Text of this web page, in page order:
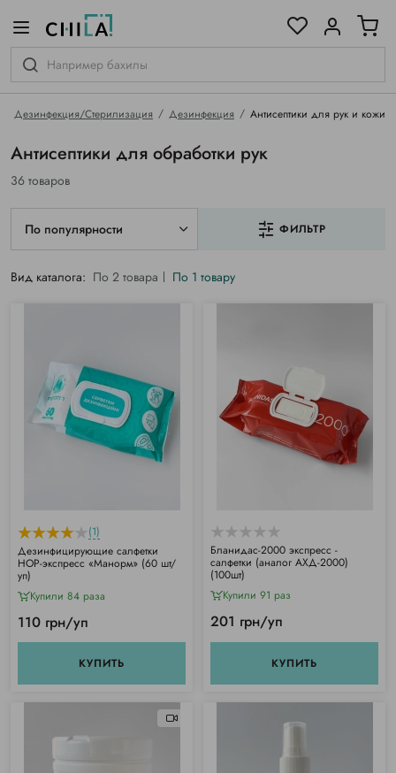
Дезинфекция/Стерилизация Дезинфекция Антисептики для рук и кожи
Антисептики для обработки рук
36 товаров
По популярности ФИЛЬТР
Вид каталога: По 2 товара По 1 товару
(1)
Дезинфицирующие салфетки
НОР-экспресс «Манорм» (60 шт/
уп)
Купили 84 раза
110 грн/уп
КУПИТЬ
Бланидас-2000 экспресс -
салфетки (аналог АХД-2000)
(100шт)
Купили 91 раз
201 грн/уп
КУПИТЬ
гамме